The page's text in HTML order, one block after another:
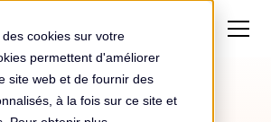
cookies sur votre
permettent d'améliorer
site web et de fournir des
à la fois sur ce site et